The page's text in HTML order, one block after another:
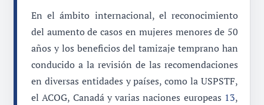
En el ámbito internacional, el reconocimiento
del aumento de casos en mujeres menores de 50
años y los beneficios del tamizaje temprano han
conducido a la revisión de las recomendaciones
en diversas entidades y países, como la USPSTF,
el ACOG, Canadá y varias naciones europeas 13,